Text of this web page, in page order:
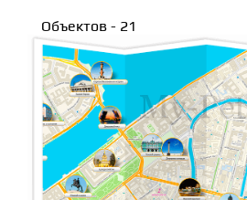
Объектов - 21